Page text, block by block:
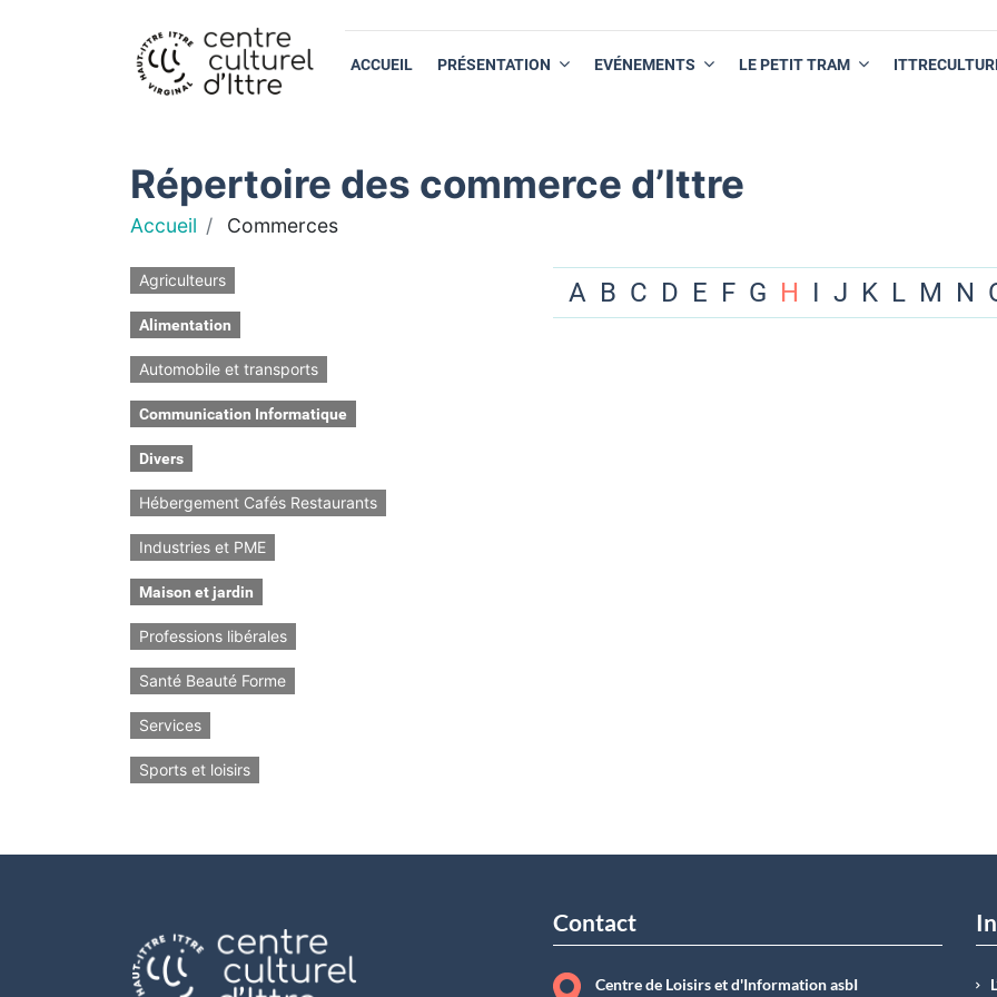
ACCUEIL PRÉSENTATION EVÉNEMENTS LE PETIT TRAM
Répertoire des commerce d’Ittre
Accueil Commerces
Agriculteurs
Alimentation
Automobile et transports
Communication Informatique
Divers
Hébergement Cafés Restaurants
Industries et PME
Maison et jardin
Professions libérales
Santé Beauté Forme
Services
Sports et loisirs
A B C D E F G H I J K L M N
Contact
Centre de Loisirs et d'Information asbI